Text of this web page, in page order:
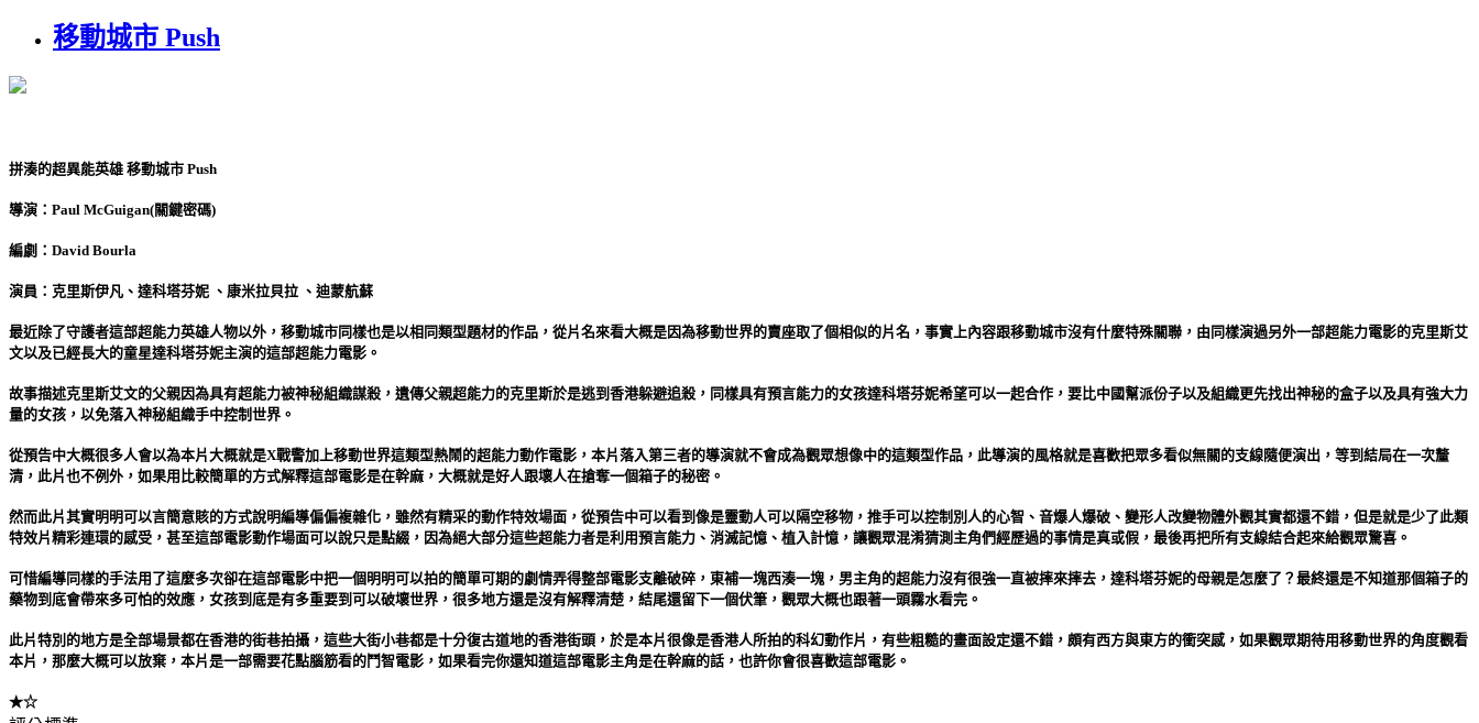
移動城市 Push
拼湊的超異能英雄 移動城市 Push
導演：Paul McGuigan(關鍵密碼)
編劇：David Bourla
演員：克里斯伊凡、達科塔芬妮 、康米拉貝拉 、迪蒙航蘇
最近除了守護者這部超能力英雄人物以外，移動城市同樣也是以相同類型題材的作品，從片名來看大概是因為移動世界的賣座取了個相似的片名，事實上內容跟移動城市沒有什麼特殊關聯，由同樣演過另外一部超能力電影的克里斯艾
文以及已經長大的童星達科塔芬妮主演的這部超能力電影。
故事描述克里斯艾文的父親因為具有超能力被神秘組織謀殺，遺傳父親超能力的克里斯於是逃到香港躲避追殺，同樣具有預言能力的女孩達科塔芬妮希望可以一起合作，要比中國幫派份子以及組織更先找出神秘的盒子以及具有強大力
量的女孩，以免落入神秘組織手中控制世界。
從預告中大概很多人會以為本片大概就是X戰警加上移動世界這類型熱鬧的超能力動作電影，本片落入第三者的導演就不會成為觀眾想像中的這類型作品，此導演的風格就是喜歡把眾多看似無關的支線隨便演出，等到結局在一次釐
清，此片也不例外，如果用比較簡單的方式解釋這部電影是在幹麻，大概就是好人跟壞人在搶奪一個箱子的秘密。
然而此片其實明明可以言簡意賅的方式說明編導偏偏複雜化，雖然有精采的動作特效場面，從預告中可以看到像是靈動人可以隔空移物，推手可以控制別人的心智、音爆人爆破、變形人改變物體外觀其實都還不錯，但是就是少了此類
特效片精彩連環的感受，甚至這部電影動作場面可以說只是點綴，因為絕大部分這些超能力者是利用預言能力、消滅記憶、植入計憶，讓觀眾混淆猜測主角們經歷過的事情是真或假，最後再把所有支線結合起來給觀眾驚喜。
可惜編導同樣的手法用了這麼多次卻在這部電影中把一個明明可以拍的簡單可期的劇情弄得整部電影支離破碎，東補一塊西湊一塊，男主角的超能力沒有很強一直被摔來摔去，達科塔芬妮的母親是怎麼了？最終還是不知道那個箱子的
藥物到底會帶來多可怕的效應，女孩到底是有多重要到可以破壞世界，很多地方還是沒有解釋清楚，結尾還留下一個伏筆，觀眾大概也跟著一頭霧水看完。
此片特別的地方是全部場景都在香港的街巷拍攝，這些大街小巷都是十分復古道地的香港街頭，於是本片很像是香港人所拍的科幻動作片，有些粗糙的畫面設定還不錯，頗有西方與東方的衝突感，如果觀眾期待用移動世界的角度觀看
本片，那麼大概可以放棄，本片是一部需要花點腦筋看的鬥智電影，如果看完你還知道這部電影主角是在幹麻的話，也許你會很喜歡這部電影。
★☆